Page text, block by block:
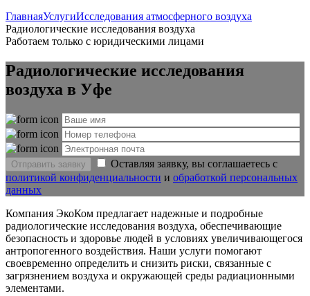
ГлавнаяУслугиИсследования атмосферного воздуха
Радиологические исследования воздуха
Работаем только с юридическими лицами
Радиологические исследования
воздуха в Уфе
Отправить заявку
Оставляя заявку, вы соглашаетесь с
политикой конфиденциальности и обработкой персональных
данных
Компания ЭкоКом предлагает надежные и подробные
радиологические исследования воздуха, обеспечивающие
безопасность и здоровье людей в условиях увеличивающегося
антропогенного воздействия. Наши услуги помогают
своевременно определить и снизить риски, связанные с
загрязнением воздуха и окружающей среды радиационными
элементами.